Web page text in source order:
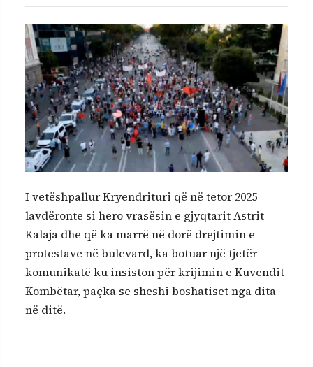
I vetëshpallur Kryendrituri që në tetor 2025
lavdëronte si hero vrasësin e gjyqtarit Astrit
Kalaja dhe që ka marrë në dorë drejtimin e
protestave në bulevard, ka botuar një tjetër
komunikatë ku insiston për krijimin e Kuvendit
Kombëtar, paçka se sheshi boshatiset nga dita
në ditë.